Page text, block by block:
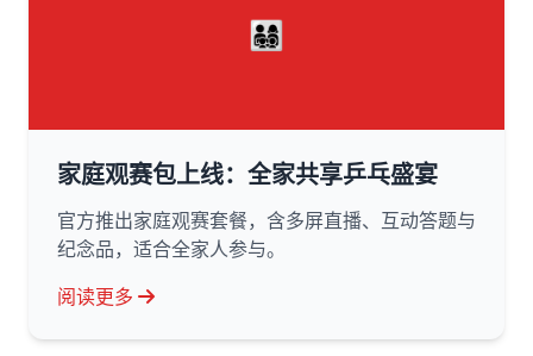
👨‍👩‍👧‍👦
家庭观赛包上线：全家共享乒乓盛宴
官方推出家庭观赛套餐，含多屏直播、互动答题与
纪念品，适合全家人参与。
阅读更多